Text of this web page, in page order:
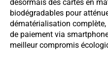
désormais des cartes en
biodégradables pour
dématérialisation
de paiement via
meilleur compromis